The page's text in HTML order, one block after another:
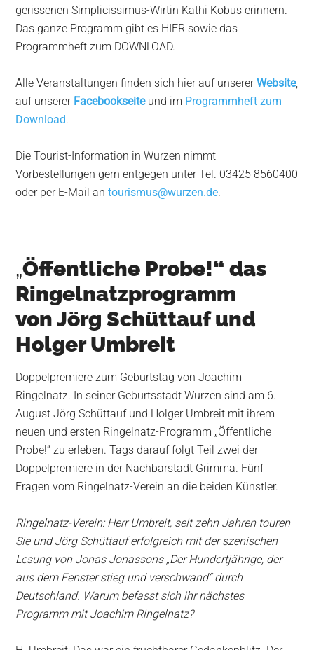
gerissenen Simplicissimus-Wirtin Kathi Kobus erinnern.
Das ganze Programm gibt es HIER sowie das
Programmheft zum DOWNLOAD.
Alle Veranstaltungen finden sich hier auf unsererWebsite,
auf unserer Facebookseiteund im Programmheft zum
Download.
Die Tourist-Information in Wurzen nimmt
Vorbestellungen gern entgegen unter Tel. 03425 8560400
oder per E-Mail antourismus@wurzen.de.
„Öffentliche Probe!“ das
Ringelnatzprogramm
von Jörg Schüttauf und
Holger Umbreit
Doppelpremiere zum Geburtstag von Joachim
Ringelnatz. In seiner Geburtsstadt Wurzen sind am 6.
August Jörg Schüttauf und Holger Umbreit mit ihrem
neuen und ersten Ringelnatz-Programm „Öffentliche
Probe!“ zu erleben. Tags darauf folgt Teil zwei der
Doppelpremiere in der Nachbarstadt Grimma. Fünf
Fragen vom Ringelnatz-Verein an die beiden Künstler.
Ringelnatz-Verein: Herr Umbreit, seit zehn Jahren touren
Sie und Jörg Schüttauf erfolgreich mit der szenischen
Lesung von Jonas Jonassons „Der Hundertjährige, der
aus dem Fenster stieg und verschwand“ durch
Deutschland. Warum befasst sich ihr nächstes
Programm mit Joachim Ringelnatz?